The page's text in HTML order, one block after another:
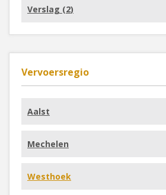
Verslag (2)
Vervoersregio
Aalst
Mechelen
Westhoek